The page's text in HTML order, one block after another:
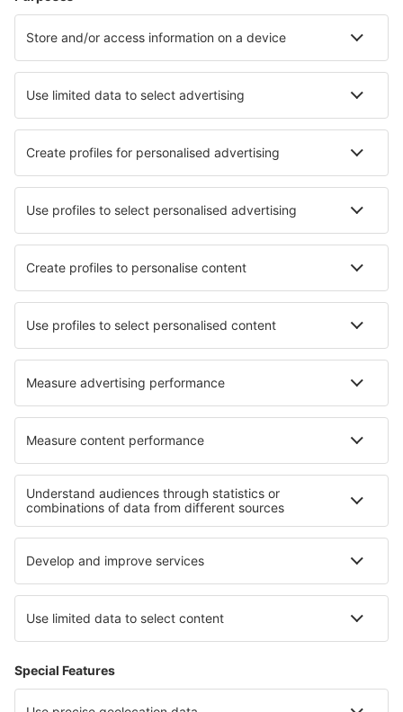
Cele mai căutate cazări de către utilizatorii eSky
Cazare în Yemen - Orașe populare
Cazare în Dhala Cazare în Al Ghaydah
Cazare în Ataq Cazare în Shibam Cazare în Qishn
Cazare în Beihan
Cele mai bune locuri de cazare - orașe
Cazare în Cornimont Cazare în Oberon
Cazare în La Chapelle-Rambaud
Cazare Mahina Cazare în Enumclaw
Cazare în Maasdijk
Cele mai bune locuri de cazare - regiuni
Cazare in Socotra Cazare in Rodos Cazare in Coclé
Cazare in Swiss Alps Cazare Ruse province